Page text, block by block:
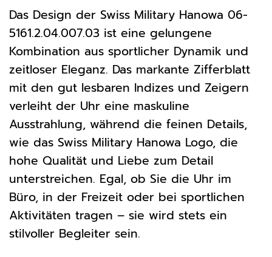
Das Design der Swiss Military Hanowa 06-
5161.2.04.007.03 ist eine gelungene
Kombination aus sportlicher Dynamik und
zeitloser Eleganz. Das markante Zifferblatt
mit den gut lesbaren Indizes und Zeigern
verleiht der Uhr eine maskuline
Ausstrahlung, während die feinen Details,
wie das Swiss Military Hanowa Logo, die
hohe Qualität und Liebe zum Detail
unterstreichen. Egal, ob Sie die Uhr im
Büro, in der Freizeit oder bei sportlichen
Aktivitäten tragen – sie wird stets ein
stilvoller Begleiter sein.